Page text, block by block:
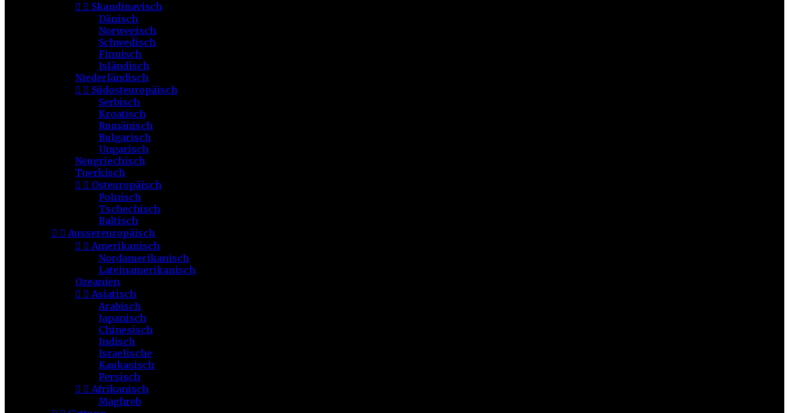
  Skandinavisch
Dänisch
Norwegisch
Schwedisch
Finnisch
Isländisch
Niederländisch
  Südosteuropäisch
Serbisch
Kroatisch
Rumänisch
Bulgarisch
Ungarisch
Neugriechisch
Tuerkisch
  Osteuropäisch
Polnisch
Tschechisch
Baltisch
  Aussereuropäisch
  Amerikanisch
Nordamerikanisch
Lateinamerikanisch
Ozeanien
  Asiatisch
Arabisch
Japanisch
Chinesisch
Indisch
Israelische
Kaukasisch
Persisch
  Afrikanisch
Maghreb